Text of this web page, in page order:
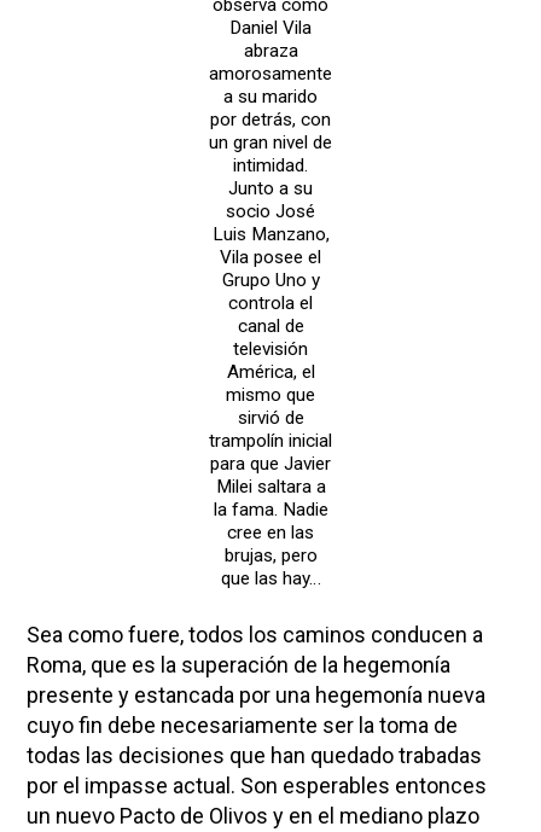
observa cómo
Daniel Vila
abraza
amorosamente
a su marido
por detrás, con
un gran nivel de
intimidad.
Junto a su
socio José
Luis Manzano,
Vila posee el
Grupo Uno y
controla el
canal de
televisión
América, el
mismo que
sirvió de
trampolín inicial
para que Javier
Milei saltara a
la fama. Nadie
cree en las
brujas, pero
que las hay…
Sea como fuere, todos los caminos conducen a
Roma, que es la superación de la hegemonía
presente y estancada por una hegemonía nueva
cuyo fin debe necesariamente ser la toma de
todas las decisiones que han quedado trabadas
por el impasse actual. Son esperables entonces
un nuevo Pacto de Olivos y en el mediano plazo